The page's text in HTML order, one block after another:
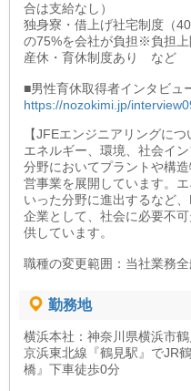
合は支給なし）
独身寮・借上げ社宅制度（
の75%を会社が負担※負担上
産休・育休制度あり など
■男性育休取得者インタビュ
https://nozokimi.jp/
【JFEエンジニアリングにつ
エネルギー、環境、社会イ
分野においてプラントや構
営事業を展開しています。
いった分野に進出するなど
企業として、社会に必要不
供しています。
職種の変更範囲：当社業務
勤務地
横浜本社：神奈川県横浜市
京浜東北線『鶴見駅』でJR
橋』下車徒歩0分